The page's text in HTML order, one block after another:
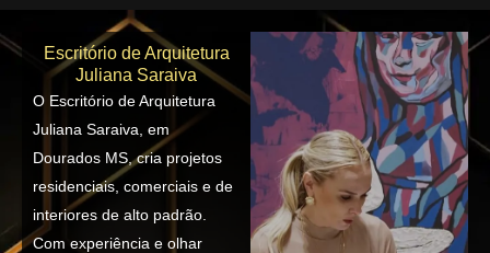
Escritório de Arquitetura
Juliana Saraiva
O Escritório de Arquitetura
Juliana Saraiva, em
Dourados MS, cria projetos
residenciais, comerciais e de
interiores de alto padrão.
Com experiência e olhar